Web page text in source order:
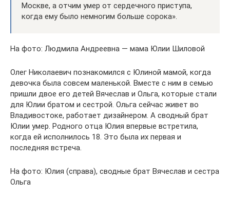
Москве, а отчим умер от сердечного приступа,
когда ему было немногим больше сорока».
На фото: Людмила Андреевна — мама Юлии Шиловой
Олег Николаевич познакомился с Юлиной мамой, когда
девочка была совсем маленькой. Вместе с ним в семью
пришли двое его детей Вячеслав и Ольга, которые стали
для Юлии братом и сестрой. Ольга сейчас живет во
Владивостоке, работает дизайнером. А сводный брат
Юлии умер. Родного отца Юлия впервые встретила,
когда ей исполнилось 18. Это была их первая и
последняя встреча.
На фото: Юлия (справа), сводные брат Вячеслав и сестра
Ольга